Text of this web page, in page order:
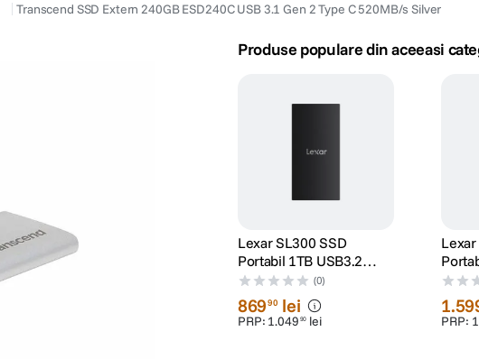
Transcend SSD Extern 240GB ESD240C USB 3.1 Gen 2 Type C 520MB/s Silver
Produse populare din aceeasi
Lexar SL300 SSD
Portabil 1TB USB3.2
Gen2 pana la
R1050/W1000
(0)
86990 lei
PRP: 1.049 90 lei
Gen2
1.
PRP: 1